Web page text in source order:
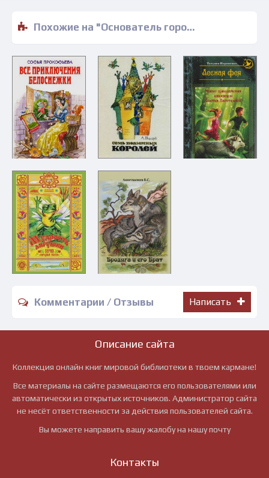
Похожие на "Основатель города - Евгений Федоров" книги читать бесплатно полные версии
Комментарии / Отзывы Написать
Описание сайта
Коллекция онлайн книг мировой библиотеки в твоем кармане!
Все материалы на сайте размещаются его пользователями или
автоматически из открытых источников. Администратор сайта
не несёт ответственности за действия пользователей сайта.
Вы можете направить вашу жалобу на нашу почту
Контакты